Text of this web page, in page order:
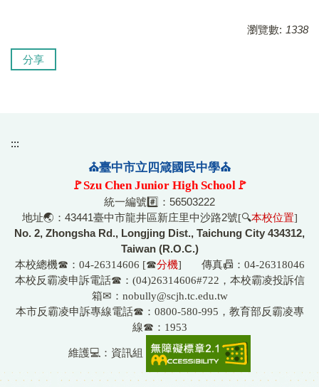
瀏覽數: 1338
分享
:::
⛪臺中市立四箴國民中學⛪
🚩Szu Chen Junior High School🚩
統一編號#️⃣：56503222
地址🌏：43441臺中市龍井區新庄里中沙路2號[🔍本校位置]
No. 2, Zhongsha Rd., Longjing Dist., Taichung City 434312,
Taiwan (R.O.C.)
本校總機☎ ：04-26314606 [☎分機] 傳真📠：04-26318046
本校反霸凌申訴電話☎ ：(04)26314606#722，本校霸凌投訴信
箱✉ ：nobully@scjh.tc.edu.tw
本市反霸凌申訴專線電話☎ ：0800-580-995，教育部反霸凌專
線☎ ：1953
維護💻 ：資訊組